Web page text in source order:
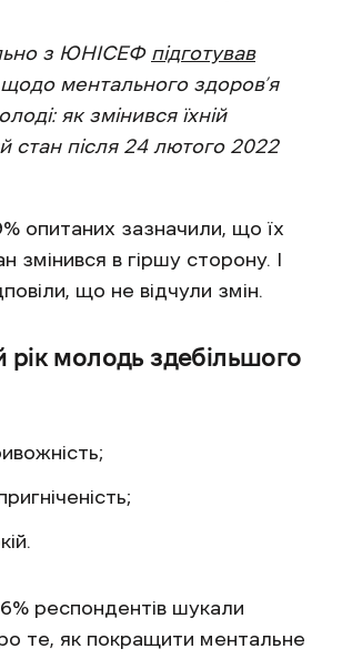
з ЮНІСЕФ підготував
ментального здоров’я
як змінився їхній
стан після 24 лютого 2022
опитаних зазначили, що їх
змінився в гіршу сторону. І
що не відчули змін.
рік молодь здебільшого
респондентів шукали
те, як покращити ментальне